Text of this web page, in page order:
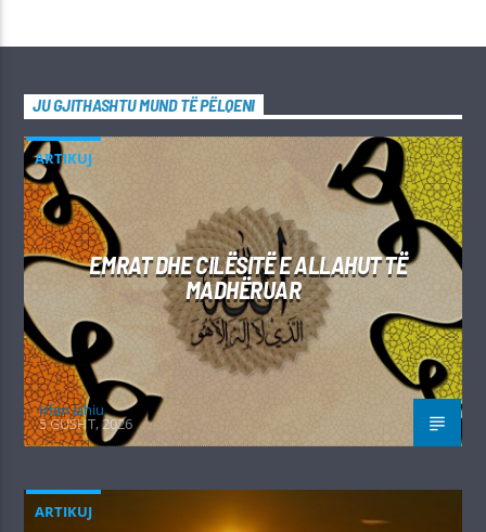
JU GJITHASHTU MUND TË PËLQENI
ARTIKUJ
EMRAT DHE CILËSITË E ALLAHUT TË
MADHËRUAR
Irfan Jahiu
5 GUSHT, 2026
ARTIKUJ